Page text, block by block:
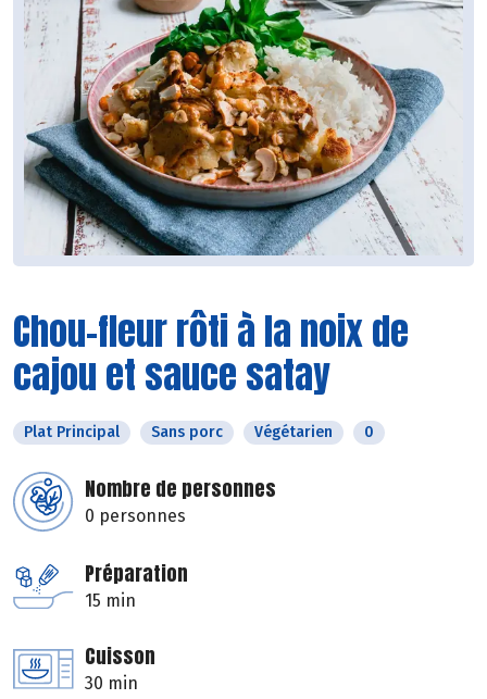
Chou-fleur rôti à la noix de
cajou et sauce satay
Plat Principal Sans porc Végétarien 0
Nombre de personnes
0 personnes
Préparation
15 min
Cuisson
30 min